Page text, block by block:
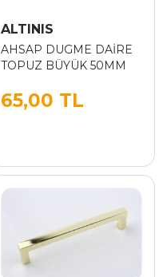
ALTINIS
AHSAP DUGME DAİRE
TOPUZ BÜYÜK 50MM
65,00 TL